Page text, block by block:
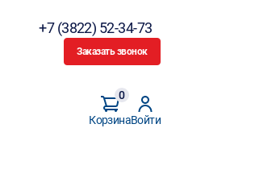
+7 (3822) 52-34-73
Заказать звонок
Корзина
0
Войти